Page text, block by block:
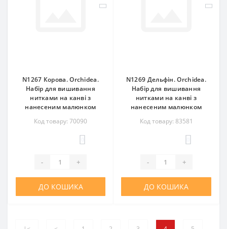
N1267 Корова. Orchidea.
Набір для вишивання
нитками на канві з
нанесеним малюнком
Код товару: 70090
- +
ДО КОШИКА
N1269 Дельфін. Orchidea.
Набір для вишивання
нитками на канві з
нанесеним малюнком
Код товару: 83581
- +
ДО КОШИКА